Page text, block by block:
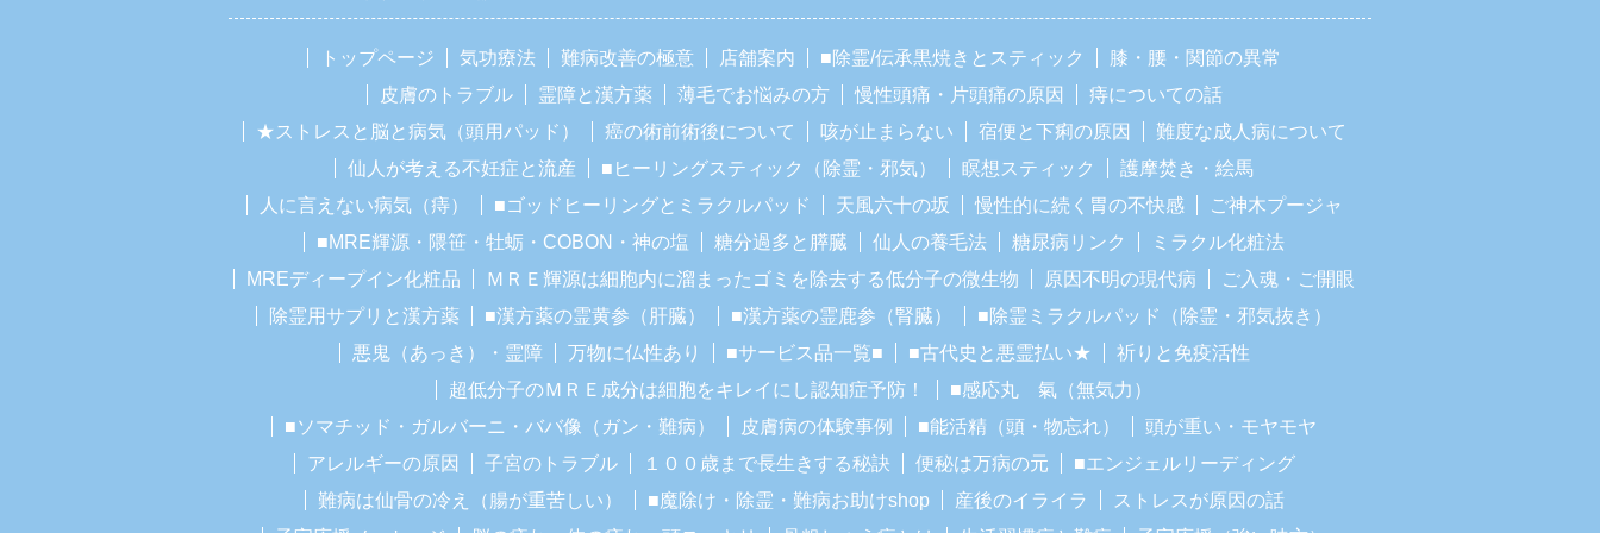
トップページ 気功療法 難病改善の極意 店舗案内 ■除霊/伝承黒焼きとスティック
膝・腰・関節の異常
皮膚のトラブル
霊障と漢方薬 薄毛でお悩みの方 慢性頭痛・片頭痛の原因
痔についての話
★ストレスと脳と病気（頭用パッド）
癌の術前術後について 咳が止まらない 宿便と下痢の原因
難度な成人病について
仙人が考える不妊症と流産
■ヒーリングスティック（除霊・邪気） 瞑想スティック
護摩焚き・絵馬
人に言えない病気（痔）
■ゴッドヒーリングとミラクルパッド 天風六十の坂 慢性的に続く胃の不快感
ご神木プージャ
■MRE輝源・隈笹・牡蛎・COBON・神の塩
糖分過多と膵臓 仙人の養毛法 糖尿病リンク
ミラクル化粧法
MREディープイン化粧品
ＭＲＥ輝源は細胞内に溜まったゴミを除去する低分子の微生物 原因不明の現代病
ご入魂・ご開眼
除霊用サプリと漢方薬
■漢方薬の霊黄参（肝臓） ■漢方薬の霊鹿参（腎臓）
■除霊ミラクルパッド（除霊・邪気抜き）
悪鬼（あっき）・霊障
万物に仏性あり ■サービス品一覧■ ■古代史と悪霊払い★
祈りと免疫活性
超低分子のＭＲＥ成分は細胞をキレイにし認知症予防！
■感応丸 氣（無気力）
■ソマチッド・ガルバーニ・ババ像（ガン・難病）
皮膚病の体験事例 ■能活精（頭・物忘れ）
頭が重い・モヤモヤ
アレルギーの原因
子宮のトラブル １００歳まで長生きする秘訣 便秘は万病の元
■エンジェルリーディング
難病は仙骨の冷え（腸が重苦しい）
■魔除け・除霊・難病お助けshop 産後のイライラ
ストレスが原因の話